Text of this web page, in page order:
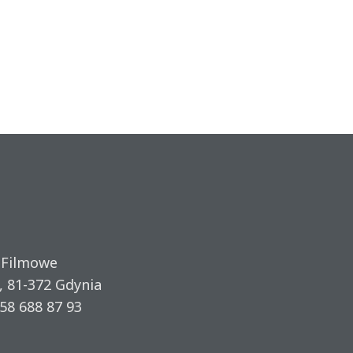
372 Gdynia
688 87 93